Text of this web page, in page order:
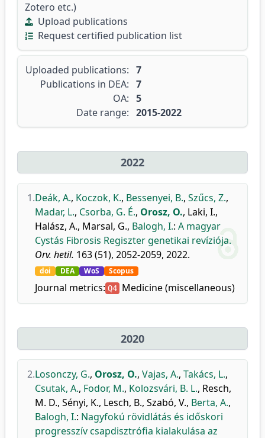
Zotero etc.)
Upload publications
Request certified publication list
Uploaded publications: 7
Publications in DEA: 7
OA: 5
Date range: 2015-2022
2022
1.Deák, A., Koczok, K., Bessenyei, B., Szűcs, Z.,
Madar, L., Csorba, G. É., Orosz, O., Laki, I.,
Halász, A., Marsal, G., Balogh, I.: A magyar
Cystás Fibrosis Regiszter genetikai revíziója.
Orv. hetil. 163 (51), 2052-2059, 2022.
doi DEA WoS Scopus
Journal metrics: Q4 Medicine (miscellaneous)
2020
2.Losonczy, G., Orosz, O., Vajas, A., Takács, L.,
Csutak, A., Fodor, M., Kolozsvári, B. L., Resch,
M. D., Sényi, K., Lesch, B., Szabó, V., Berta, A.,
Balogh, I.: Nagyfokú rövidlátás és időskori
progresszív csapdisztrófia kialakulása az